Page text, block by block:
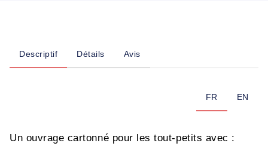
Descriptif Détails Avis
FR EN
Un ouvrage cartonné pour les tout-petits avec :